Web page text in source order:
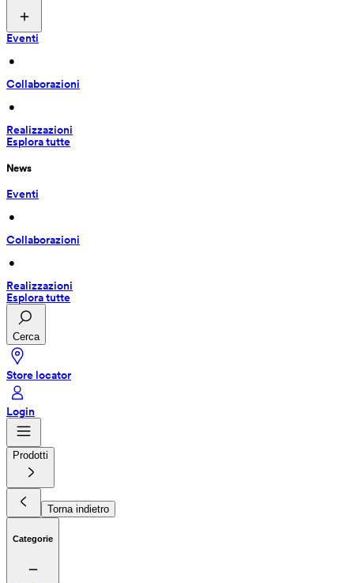
Eventi
•
Collaborazioni
•
Realizzazioni
Esplora tutte
News
Eventi
•
Collaborazioni
•
Realizzazioni
Esplora tutte
Cerca
Store locator
Login
Prodotti
Torna indietro
Categorie